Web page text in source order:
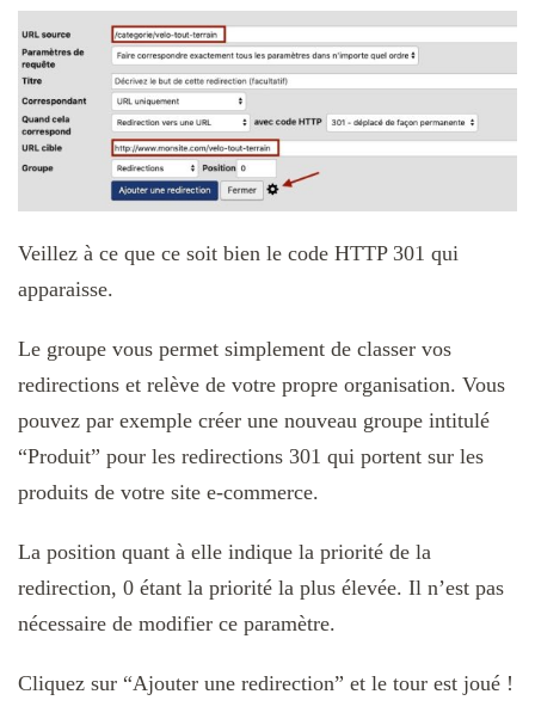
Veillez à ce que ce soit bien le code HTTP 301 qui
apparaisse.
Le groupe vous permet simplement de classer vos
redirections et relève de votre propre organisation. Vous
pouvez par exemple créer une nouveau groupe intitulé
“Produit” pour les redirections 301 qui portent sur les
produits de votre site e-commerce.
La position quant à elle indique la priorité de la
redirection, 0 étant la priorité la plus élevée. Il n’est pas
nécessaire de modifier ce paramètre.
Cliquez sur “Ajouter une redirection” et le tour est joué !